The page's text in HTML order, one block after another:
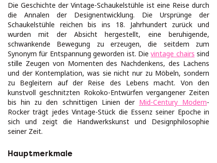
Die Geschichte der Vintage-Schaukelstühle ist eine Reise durch
die Annalen der Designentwicklung. Die Ursprünge der
Schaukelstühle reichen bis ins 18. Jahrhundert zurück und
wurden mit der Absicht hergestellt, eine beruhigende,
schwankende Bewegung zu erzeugen, die seitdem zum
Synonym für Entspannung geworden ist. Dievintage chairs sind
stille Zeugen von Momenten des Nachdenkens, des Lachens
und der Kontemplation, was sie nicht nur zu Möbeln, sondern
zu Begleitern auf der Reise des Lebens macht. Von den
kunstvoll geschnitzten Rokoko-Entwürfen vergangener Zeiten
bis hin zu den schnittigen Linien der Mid-Century Modern-
Rocker trägt jedes Vintage-Stück die Essenz seiner Epoche in
sich und zeigt die Handwerkskunst und Designphilosophie
seiner Zeit.
Hauptmerkmale